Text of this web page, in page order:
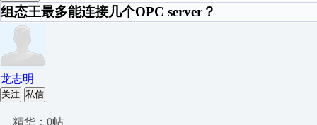
组态王最多能连接几个OPC server？
龙志明
关注 私信
精华：0帖